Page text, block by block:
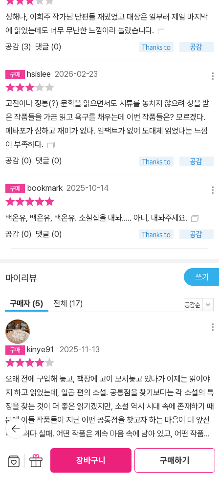
장바구니 구매하기
아야 하는 출퇴근길보다, 농담 한마디를 받아치는 일이 더 힘겨울 정
도로.(『자음과모음』 2024년 봄호) ■ 2020년 동아일보 신춘문예를
통해 작품활동을 시작했다. 소설집 『당신이 모르는 이야기』가 있다.
2024년 이효석문학상 우수작품상, 2025년 이상문학상 우수상을
수상했다. 성해나, 「길티 클럽: 호랑이 만지기」 촬영 중 아역 배우를
학대한 감독을 계속 추앙해야 하는가. 이 소설의 미덕 중 하나는 계속
추앙할 수 있는 사람과 이젠 그럴 수 없는 사람 사이의 차이, 즉 ‘겪은
만큼 분노하는’ 그 차이의 존재가 공동체의 윤리적 난제임을 알고 있
다는 데 있다. _신형철(문학평론가) 그런 생각이 들었다. 어쩌면 정말
허구 아닐까 하는, 내가 실패한 영화를 한 편 본 게 아닐까 하는. 별 반
개도 아까울 만큼의 너절한 서사. 치덕치덕 처바른 클리셰. 질문도 남
지 않고 더할 말도 없는 싸구려 엔딩. 감독이 지고 만 영화. 아무도 보
하는, 생각. 그런데 왜 생각할수록 더…… 허무해질까. 모든 게 흠 없이
온전한데 왜 나만 팔다리가 떨어져나간 것처럼, 살점이 다 뜯겨 너덜
작과비평, 2025) ■ 2019년 동아일보 신춘문예를 통해 작품활동을
시작했다. 소설집 『빛을 걷으면 빛』 『혼모노』, 장편소설 『두고 온 여
코 던져진 듯한 문장 하나로 긴장을 확 조였다 풀었다 하는 완급을 따
게 예민하냐고 물으면 시치미 떼고 웃으며 ‘뭐가?’라고 되묻는 소설
이다. _인아영(문학평론가) 꿈틀거리는 것들, 옴짝달싹 못하는 와중
에도 숨을 내쉬고, 그르릉 울고, 어떻게든 일어나보려고 발에 힘을 주
며 몸부림치던 것들. 신오는 땅만 보려고 했다. 그 세세한 움직임을,
몸부림을 보지 않으려고 했다. 그때 어쩌면 신오는 알아챘어야 했는
지도 모른다. 자신의 미래가 예정되어 있다는 것을. 자기도 살기 위해
언젠가 몸을 비틀고 악을 쓰고 그러다 끝내 깊은 구멍에 묻히게 되리
란 것을.(문장웹진 2024년 5월호) ■ 2021년 창비신인소설상을 수
상하며 작품활동을 시작했다. 소설집 『버섯 농장』 『산으로 가는 이야
기』 등이 있다. 2023년 젊은작가상, 2024년 이상문학상 우수상을
지 않는 것 같았다. 이야기에 대한 확신이 있었고 그것을 전하는 화자
는 달변이었다. 읽는 내내 넘쳐흐르는 힘과 리듬이 전해져왔다. (…)
성해나, 이희주 작가님 단편들 재밌었고 대상은 일부러 제일 마지막
에 읽었는데도 너무 무난한 느낌이라 놀랐습니다.
공감 (3) 댓글 (0)
hsislee 2026-02-23
고전이나 정통(?) 문학을 읽으면서도 시류를 놓치지 않으려 상을 받
은 작품들을 가끔 읽고 욕구를 채우는데 이번 작품들은? 모르겠다.
메타포가 심하고 재미가 없다. 임팩트가 없어 도대체 읽었다는 느낌
이 부족하다.
공감 (0) 댓글 (0)
bookmark 2025-10-14
백온유, 백온유, 백온유. 소설집을 내놔..... 아니, 내놔주세요.
공감 (0) 댓글 (0)
마이리뷰 쓰기
구매자 (5) 전체 (17)
kinye91 2025-11-13
오래 전에 구입해 놓고, 책장에 고이 모셔놓고 있다가 이제는 읽어야
지 하고 읽었는데, 일곱 편의 소설. 공통점을 찾기보다는 각 소설의 특
징을 찾는 것이 더 좋은 읽기겠지만, 소설 역시 시대 속에 존재하기 때
문에 이들 작품들이 지닌 어떤 공통점을 찾고자 하는 마음이 더 앞선
다. 그러다 실패. 어떤 작품은 계속 마음 속에 남아 있고, 어떤 작품은
빠른 속도로 읽었고, 또 어떤 작품은 함께 실린 비평을 보고서야 이렇
게 해석할 수도 있구나 했는데...대상 수상작이 백온유가 쓴 '반의반의
반'이란다. 반의 반이면 1/2이고, 그것의 반이라면 1/4이 되나? 그런
더보기
공감 ( 16)댓글 (0)
뒤로가
기